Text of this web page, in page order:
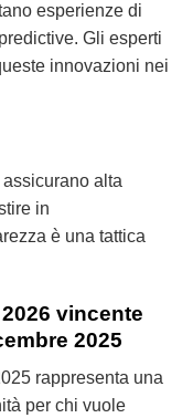
esperienze di
Gli esperti
innovazioni nei
alta
in
è una tattica
vincente
2025
rappresenta una
per chi vuole